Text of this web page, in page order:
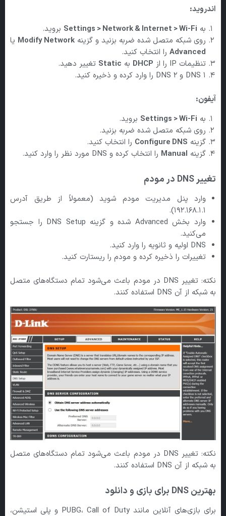
اندروید:
به Settings > Network & Internet > Wi-Fi بروید.
روی شبکه متصل شده ضربه بزنید و گزینه Modify Network یا
Advanced را انتخاب کنید.
تنظیمات IP را از
DHCP به Static تغییر دهید.
DNS 1 و DNS 2 را وارد کرده و ذخیره کنید.
آیفون:
به Settings > Wi-Fi بروید.
روی شبکه متصل شده ضربه بزنید.
گزینه Configure DNS را انتخاب کنید.
گزینه Manual را انتخاب کرده و DNS مورد نظر را وارد کنید.
تغییر DNS در مودم
وارد پنل مدیریت مودم شوید (معمولاً از طریق آدرس
192.168.1.1).
وارد بخش Advanced شده و گزینه DNS Setup را جستجو
می‌کنید.
DNS اولیه و ثانویه را وارد کنید.
تغییرات را ذخیره کرده و مودم را ریستارت کنید.
نکته: تغییر DNS در مودم باعث می‌شود تمام دستگاه‌های متصل
به شبکه از آن DNS استفاده کنند.
نکته: تغییر DNS در مودم باعث می‌شود تمام دستگاه‌های متصل
به شبکه از آن DNS استفاده کنند.
بهترین DNS برای بازی و دانلود
برای بازی‌های آنلاین مانند PUBG، Call of Duty و پلی استیشن،